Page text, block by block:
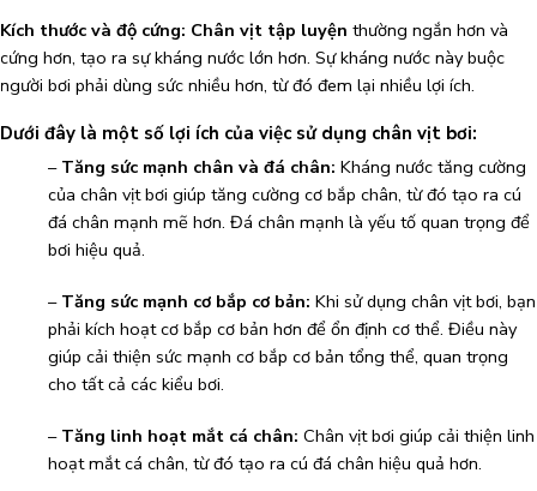
Kích thước và độ cứng: Chân vịt tập luyện thường ngắn hơn và
cứng hơn, tạo ra sự kháng nước lớn hơn. Sự kháng nước này buộc
người bơi phải dùng sức nhiều hơn, từ đó đem lại nhiều lợi ích.
Dưới đây là một số lợi ích của việc sử dụng chân vịt bơi:
– Tăng sức mạnh chân và đá chân: Kháng nước tăng cường
của chân vịt bơi giúp tăng cường cơ bắp chân, từ đó tạo ra cú
đá chân mạnh mẽ hơn. Đá chân mạnh là yếu tố quan trọng để
bơi hiệu quả.
– Tăng sức mạnh cơ bắp cơ bản: Khi sử dụng chân vịt bơi, bạn
phải kích hoạt cơ bắp cơ bản hơn để ổn định cơ thể. Điều này
giúp cải thiện sức mạnh cơ bắp cơ bản tổng thể, quan trọng
cho tất cả các kiểu bơi.
– Tăng linh hoạt mắt cá chân: Chân vịt bơi giúp cải thiện linh
hoạt mắt cá chân, từ đó tạo ra cú đá chân hiệu quả hơn.